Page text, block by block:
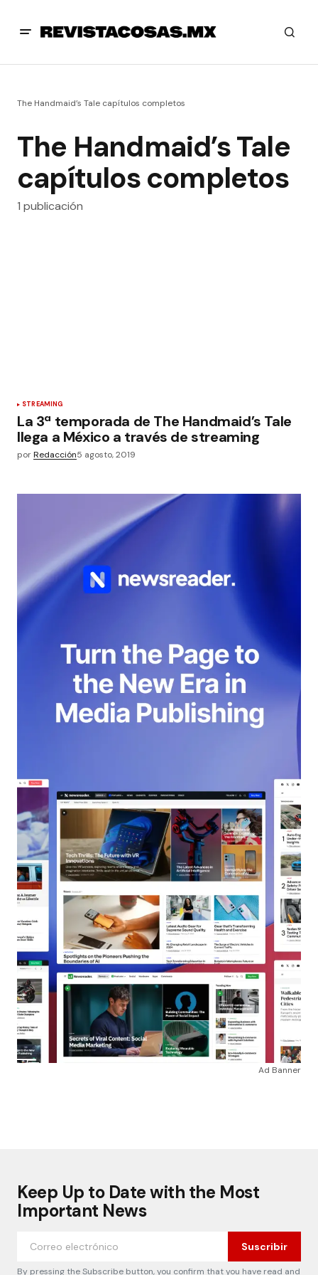
The Handmaid’s Tale capítulos completos
The Handmaid’s Tale
capítulos completos
1 publicación
STREAMING
La 3ª temporada de The Handmaid’s Tale
llega a México a través de streaming
porRedacción5 agosto, 2019
Ad Banner
Keep Up to Date with the Most
Important News
Suscribir
By pressing the Subscribe button, you confirm that you have read and